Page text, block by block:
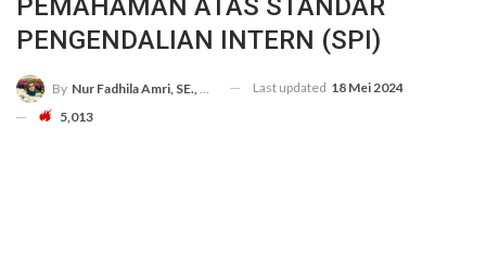
PEMAHAMAN ATAS STANDAR
PENGENDALIAN INTERN (SPI)
By Nur Fadhila Amri, SE., Ak., M.Si Last updated 18 Mei 2024
5,013